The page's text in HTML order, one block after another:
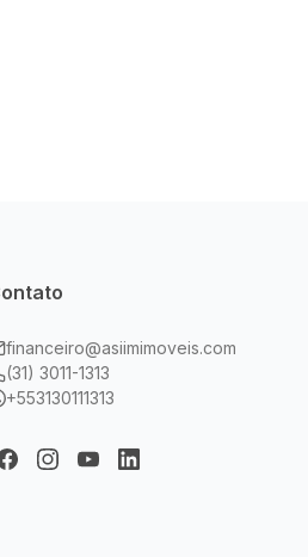
financeiro@asiimimoveis.com
(31) 3011-1313
+553130111313